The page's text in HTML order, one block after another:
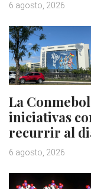
6 agosto, 2026
La
iniciativas
recurrir al
6 agosto, 2026